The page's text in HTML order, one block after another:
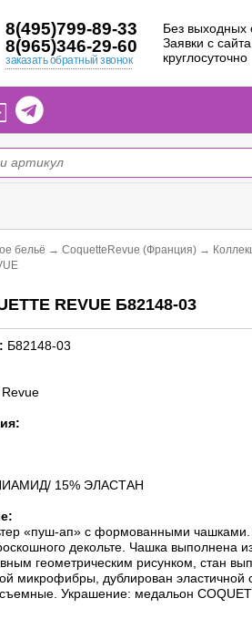
8(495)799-89-33
8(965)346-29-60
заказать обратный звонок
Без выходных
Заявки с
круглосуточно
бельё → CoquetteRevue (Франция) →
REVUE Б82148-03
Б82148-03
15% ЭЛАСТАН
«пуш-ап» c формованными чашками.
декольте. Чашка выполнена
геометрическим рисунком, стан
микрофибры, дублирован эластичной
Украшение: медальон